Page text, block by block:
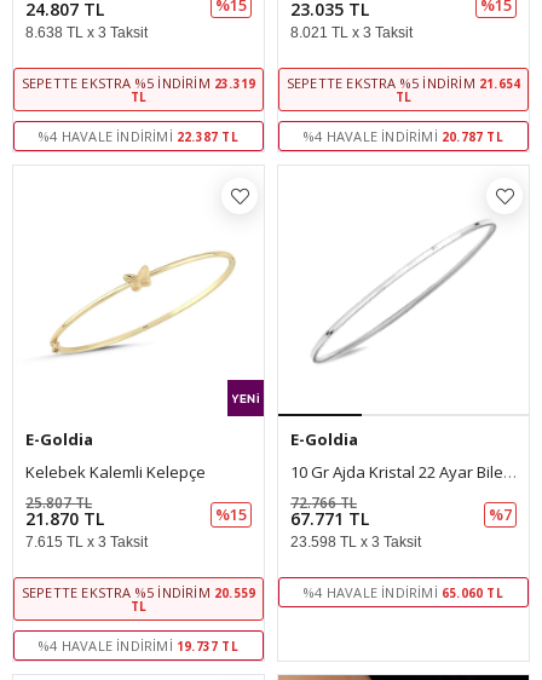
24.807 TL %15
8.638 TL x 3 Taksit
SEPETTE EKSTRA %5 İNDIRIM 23.319
TL
%4 HAVALE İNDIRIMI 22.387 TL
23.035 TL %15
8.021 TL x 3 Taksit
SEPETTE EKSTRA %5 İNDIRIM 21.654
TL
%4 HAVALE İNDIRIMI 20.787 TL
E-Goldia
Kelebek Kalemli Kelepçe
21.870 TL
25.807 TL
%15
7.615 TL x 3 Taksit
SEPETTE EKSTRA %5 İNDIRIM 20.559
TL
%4 HAVALE İNDIRIMI 19.737 TL
E-Goldia
10 Gr Ajda Kristal 22 Ayar Bilezik
67.771 TL
72.766 TL
%7
23.598 TL x 3 Taksit
%4 HAVALE İNDIRIMI 65.060 TL